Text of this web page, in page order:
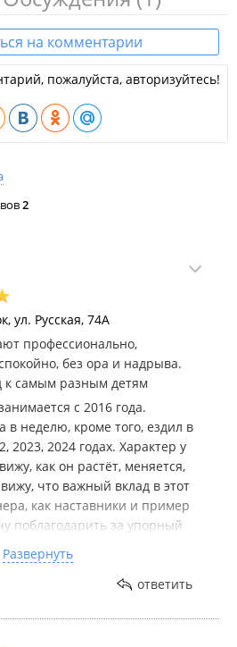
обороне,
тела при падениях,
навыков,
качеств,
единомышленников,
силах.
занятия посещают родные: муж,
всего года.
на комментарии
пожалуйста, авторизуйтесь!
2
ул. Русская, 74А
профессионально,
без ора и надрыва.
к самым разным детям
с 2016 года.
в неделю, кроме того, ездил в
2023, 2024 годах. Характер у
как он растёт, меняется,
что важный вклад в этот
как наставники и пример
поблагодарить за упорный
детям, без подавления и
без заигрываний и
Развернуть
ответить